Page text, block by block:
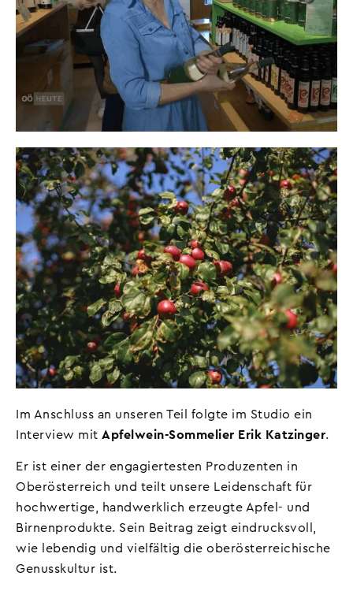
Im Anschluss an unseren Teil folgte im Studio ein
Interview mit Apfelwein-Sommelier Erik Katzinger.
Er ist einer der engagiertesten Produzenten in
Oberösterreich und teilt unsere Leidenschaft für
hochwertige, handwerklich erzeugte Apfel- und
Birnenprodukte. Sein Beitrag zeigt eindrucksvoll,
wie lebendig und vielfältig die oberösterreichische
Genusskultur ist.